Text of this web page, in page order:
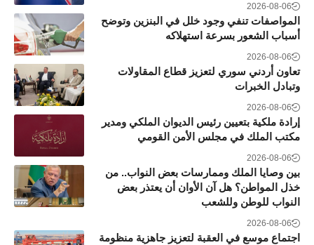
2026-08-06
المواصفات تنفي وجود خلل في البنزين وتوضح
أسباب الشعور بسرعة استهلاكه
2026-08-06
تعاون أردني سوري لتعزيز قطاع المقاولات
وتبادل الخبرات
2026-08-06
إرادة ملكية بتعيين رئيس الديوان الملكي ومدير
مكتب الملك في مجلس الأمن القومي
2026-08-06
بين وصايا الملك وممارسات بعض النواب.. من
خذل المواطن؟ هل آن الأوان أن يعتذر بعض
النواب للوطن وللشعب
2026-08-06
اجتماع موسع في العقبة لتعزيز جاهزية منظومة